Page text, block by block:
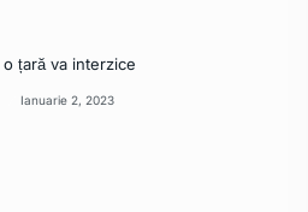
țară va interzice
Ianuarie 2, 2023